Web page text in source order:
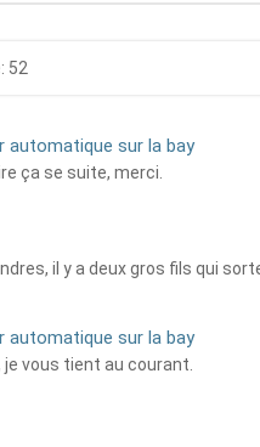
52
automatique sur la bay
ça se suite, merci.
il y a deux gros fils qui
automatique sur la bay
je vous tient au courant.